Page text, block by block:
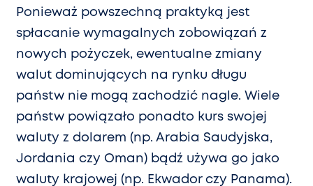
Ponieważ powszechną praktyką jest
spłacanie wymagalnych zobowiązań z
nowych pożyczek, ewentualne zmiany
walut dominujących na rynku długu
państw nie mogą zachodzić nagle. Wiele
państw powiązało ponadto kurs swojej
waluty z dolarem (np. Arabia Saudyjska,
Jordania czy Oman) bądź używa go jako
waluty krajowej (np. Ekwador czy Panama).